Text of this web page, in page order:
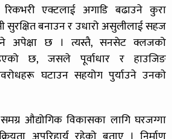
एक्टलाई अगाडि बढाउने कुरा
बनाउन र उधारो असुलीलाई सहज
अपेक्षा छ । त्यस्तै, सनसेट क्लजको
छ, जसले पूर्वाधार र हाउजिङ
घटाउन सहयोग पुर्याउने उनकाे
औद्योगिक विकासका लागि घरजग्गा